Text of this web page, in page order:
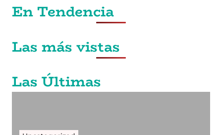
En Tendencia
Las más vistas
Las Últimas